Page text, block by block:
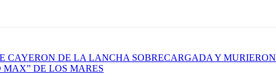
CAYERON DE LA LANCHA SOBRECARGADA Y MURIERON
MAX” DE LOS MARES